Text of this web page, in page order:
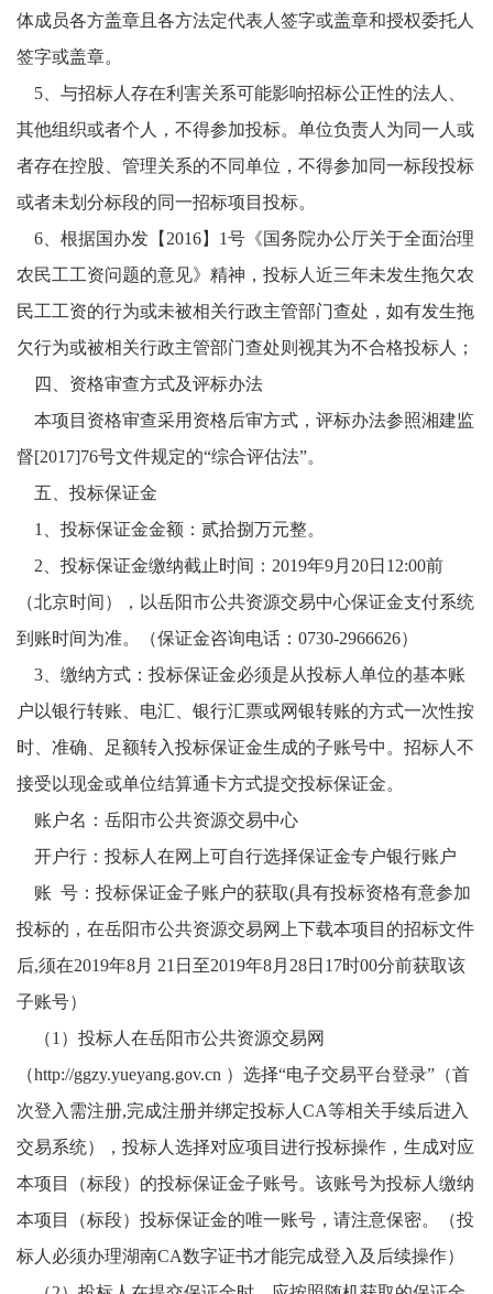
体成员各方盖章且各方法定代表人签字或盖章和授权委托人
签字或盖章。
5、 与招标人存在利害关系可能影响招标公正性的法人、
其他组织或者个人，不得参加投标。单位负责人为同一人或
者存在控股、管理关系的不同单位，不得参加同一标段投标
或者未划分标段的同一招标项目投标。
6、 根据国办发【 2016】1号《国务院办公厅关于全面治理
农民工工资问题的意见》精神，投标人近三年未发生拖欠农
民工工资的行为或未被相关行政主管部门查处，如有发生拖
欠行为或被相关行政主管部门查处则视其为不合格投标人；
四、资格审查方式及评标办法
本项目资格审查采用资格后审方式，评标办法参照湘建监
督[2017]76号文件规定的“综合评估法”。
五 、投标保证金
1、投标保证金金额： 贰拾捌万元整。
2、投标保证金缴纳截止时间：2019年9月 20日 12:00前
（北京时间），以岳阳市公共资源交易中心保证金支付系统
到账时间为准。（保证金咨询电话：0730-2966626）
3、缴纳方式：投标保证金必须是从投标人单位的基本账
户以银行转账、电汇、银行汇票或网银转账的方式一次性按
时、准确、足额转入投标保证金生成的子账号中。招标人不
接受以现金或单位结算通卡方式提交投标保证金。
账户名：岳阳市公共资源交易中心
开户行：投标人在网上可自行选择保证金专户银行账户
账 号：投标保证金子账户的获取(具有投标资格有意参加
投标的，在岳阳市公共资源交易网上下载本项目的招标文件
后,须在2019年8月 21 日至2019年8月 28日 17时00分前获取该
子账号）
（1）投标人在岳阳市公共资源交易网
（http://ggzy.yueyang.gov.cn ）选择“电子交易平台登录”（首
次登入需注册,完成注册并绑定投标人CA等相关手续后进入
交易系统），投标人选择对应项目进行投标操作，生成对应
本项目（标段）的投标保证金子账号。该账号为投标人缴纳
本项目（标段）投标保证金的唯一账号，请注意保密。（投
标人必须办理湖南CA数字证书才能完成登入及后续操作）